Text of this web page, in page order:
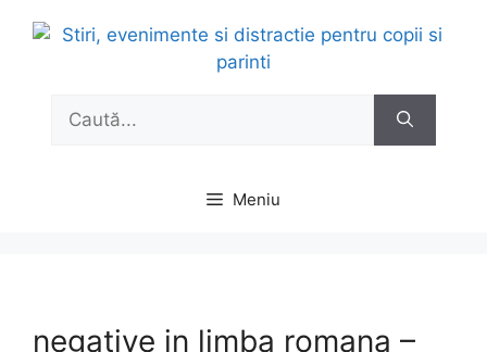
Caută
Meniu
negative in limba romana –